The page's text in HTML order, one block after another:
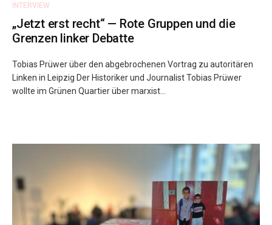
INTERVIEW
„Jetzt erst recht“ — Rote Gruppen und die
Grenzen linker Debatte
Tobias Prüwer über den abgebrochenen Vortrag zu autoritären
Linken in Leipzig Der Historiker und Journalist Tobias Prüwer
wollte im Grünen Quartier über marxist...